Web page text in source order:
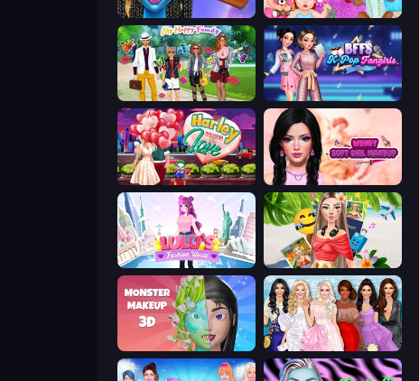
Avatar Make Up Baby Dress Up
Superstar Family Dress Up BFFs K-Pop Fangirls
Harley Learns To Love Wendy Soft Girl Makeup
Lulu's Fashion World Travel with Me: ASMR Edition
Monster Makeup 3D Model Dress Up Girl